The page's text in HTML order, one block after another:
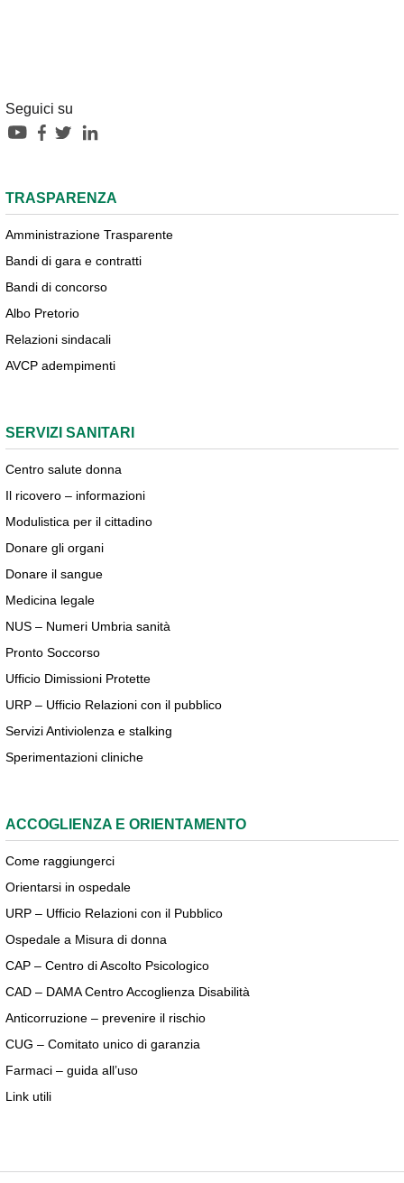
Seguici su
TRASPARENZA
Amministrazione Trasparente
Bandi di gara e contratti
Bandi di concorso
Albo Pretorio
Relazioni sindacali
AVCP adempimenti
SERVIZI SANITARI
Centro salute donna
Il ricovero – informazioni
Modulistica per il cittadino
Donare gli organi
Donare il sangue
Medicina legale
NUS – Numeri Umbria sanità
Pronto Soccorso
Ufficio Dimissioni Protette
URP – Ufficio Relazioni con il pubblico
Servizi Antiviolenza e stalking
Sperimentazioni cliniche
ACCOGLIENZA E ORIENTAMENTO
Come raggiungerci
Orientarsi in ospedale
URP – Ufficio Relazioni con il Pubblico
Ospedale a Misura di donna
CAP – Centro di Ascolto Psicologico
CAD – DAMA Centro Accoglienza Disabilità
Anticorruzione – prevenire il rischio
CUG – Comitato unico di garanzia
Farmaci – guida all’uso
Link utili